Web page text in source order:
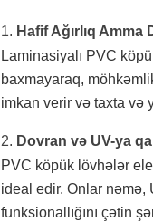
1. Hafif Ağırlıq Amma
Laminasiyalı PVC
baxmayaraq,
imkan verir və taxta və
2. Dovran və UV-ya
PVC köpük lövhələr
ideal edir. Onlar nəmə,
funksionallığını çətin